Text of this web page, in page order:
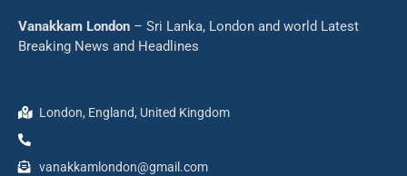
Vanakkam London – Sri Lanka, London and world Latest
Breaking News and Headlines
London, England, United Kingdom
vanakkamlondon@gmail.com